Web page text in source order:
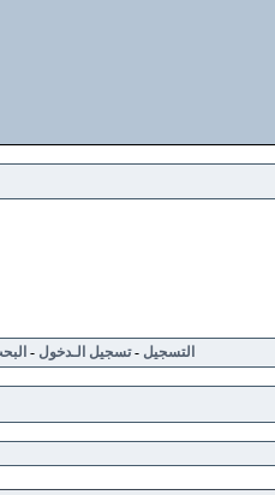
التسجيل -تسجيل الـدخول -